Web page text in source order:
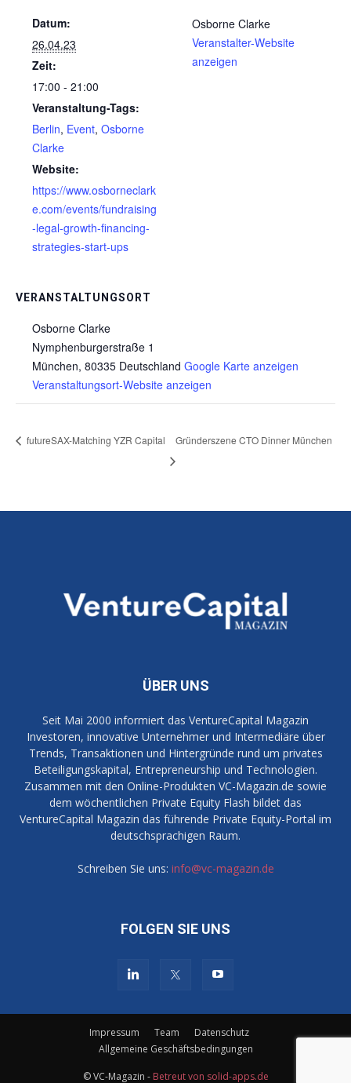
Datum:
26.04.23
Zeit:
17:00 - 21:00
Veranstaltung-Tags:
Berlin, Event, Osborne
Clarke
Website:
https://www.osborneclark
e.com/events/fundraising
-legal-growth-financing-
strategies-start-ups
VERANSTALTUNGSORT
Osborne Clarke
Nymphenburgerstraße 1
München, 80335 Deutschland Google Karte anzeigen
Veranstaltungsort-Website anzeigen
Osborne Clarke
Veranstalter-Website
anzeigen
futureSAX-Matching YZR Capital Gründerszene CTO Dinner München
ÜBER UNS
Seit Mai 2000 informiert das VentureCapital Magazin
Investoren, innovative Unternehmer und Intermediäre über
Trends, Transaktionen und Hintergründe rund um privates
Beteiligungskapital, Entrepreneurship und Technologien.
Zusammen mit den Online-Produkten VC-Magazin.de sowie
dem wöchentlichen Private Equity Flash bildet das
VentureCapital Magazin das führende Private Equity-Portal im
deutschsprachigen Raum.
Schreiben Sie uns: info@vc-magazin.de
FOLGEN SIE UNS
Impressum Team
Datenschutz
Allgemeine Geschäftsbedingungen
© VC-Magazin - Betreut von solid-apps.de